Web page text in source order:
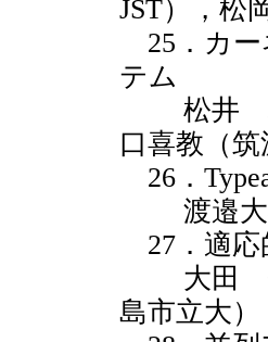
JST），松
25．カー
テム
松井 卓
口喜教（筑
26．
渡邉大
27．適応
大田 優
島市立大）